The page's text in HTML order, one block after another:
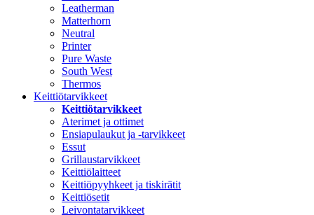
Leatherman
Matterhorn
Neutral
Printer
Pure Waste
South West
Thermos
Keittiötarvikkeet
Keittiötarvikkeet
Aterimet ja ottimet
Ensiapulaukut ja -tarvikkeet
Essut
Grillaustarvikkeet
Keittiölaitteet
Keittiöpyyhkeet ja tiskirätit
Keittiösetit
Leivontatarvikkeet